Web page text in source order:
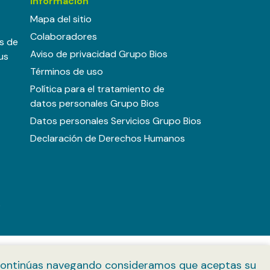
navegando consideramos que aceptas su
de
Mapa del sitio
Colaboradores
Aviso de privacidad Grupo Bios
Términos de uso
Política para el tratamiento de
datos personales Grupo Bios
Datos personales Servicios Grupo Bios
Declaración de Derechos Humanos